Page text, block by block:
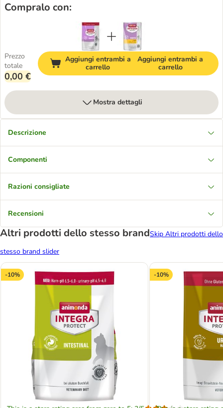
Compralo con:
Prezzo
totale
0,00 €
Aggiungi entrambi a
carrello
Aggiungi entrambi a
carrello
Mostra dettagli
Descrizione
Componenti
Razioni consigliate
Recensioni
Altri prodotti dello stesso brandSkip Altri prodotti dello
stesso brand slider
-10% -10%